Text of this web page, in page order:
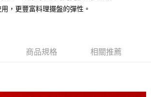
／服務後，再付款。
您將收到繳費通知簡訊。
後14天內，點擊此簡訊中的連結，可透過四大超商／
含以上)免運費
，更豐富料理擺盤的彈性。
商品規格 相關推薦